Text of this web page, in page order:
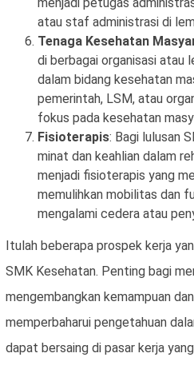
atau staf administrasi di
Tenaga Kesehatan
di berbagai organisasi atau
dalam bidang kesehatan
pemerintah, LSM, atau
fokus pada kesehatan
Fisioterapis: Bagi lulusan
minat dan keahlian dalam
menjadi fisioterapis yang
memulihkan mobilitas dan
mengalami cedera atau
Itulah beberapa prospek kerja
SMK Kesehatan. Penting bagi
mengembangkan kemampuan
memperbaharui pengetahuan
dapat bersaing di pasar kerja